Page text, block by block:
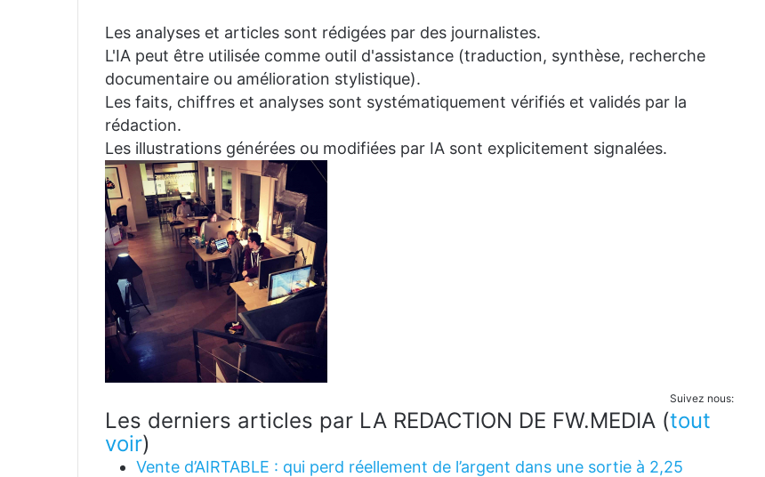
Les analyses et articles sont rédigées par des journalistes.
L'IA peut être utilisée comme outil d'assistance (traduction, synthèse, recherche
documentaire ou amélioration stylistique).
Les faits, chiffres et analyses sont systématiquement vérifiés et validés par la
rédaction.
Les illustrations générées ou modifiées par IA sont explicitement signalées.
Suivez nous:
Les derniers articles par LA REDACTION DE FW.MEDIA (tout
voir)
Vente d’AIRTABLE : qui perd réellement de l’argent dans une sortie à 2,25